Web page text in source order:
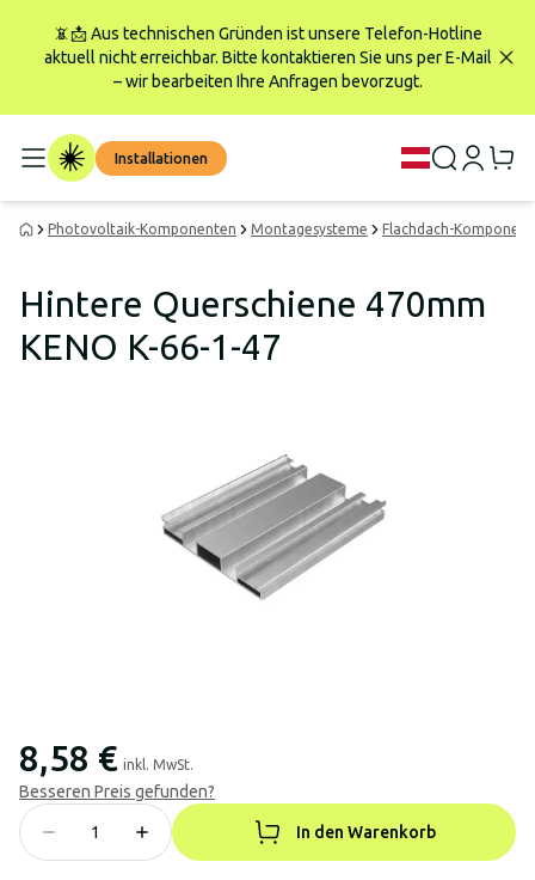
📵📩 Aus technischen Gründen ist unsere Telefon-Hotline
aktuell nicht erreichbar. Bitte kontaktieren Sie uns per E-Mail
– wir bearbeiten Ihre Anfragen bevorzugt.
Installationen
Photovoltaik-Komponenten Montagesysteme Flachdach-
Hintere Querschiene 470mm
KENO K-66-1-47
8,58 € inkl. MwSt.
Besseren Preis gefunden?
In den Warenkorb